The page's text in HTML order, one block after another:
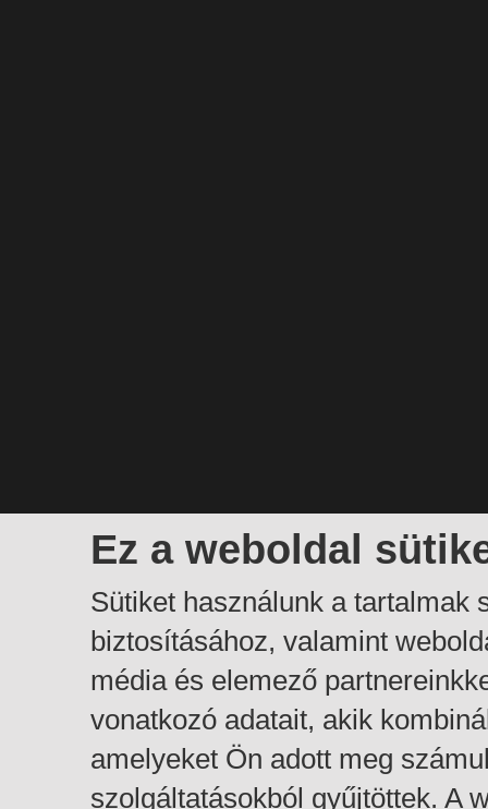
Ez a weboldal
Sütiket használunk a tartalmak
biztosításához, valamint
média és elemező
vonatkozó adatait, akik
amelyeket Ön adott meg
szolgáltatásokból gyűjtöttek. A